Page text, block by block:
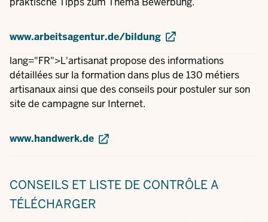
www.arbeitsagentur.de/bildung
lang="FR">L'artisanat propose des informations
détaillées sur la formation dans plus de 130 métiers
artisanaux ainsi que des conseils pour postuler sur son
site de campagne sur Internet.
www.handwerk.de
CONSEILS ET LISTE DE CONTRÔLEA
TÉLÉCHARGER